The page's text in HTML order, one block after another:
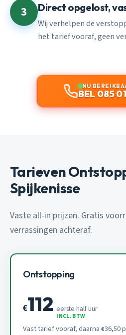
3 Direct opgelost,
Wij verhelpen de
het tarief vooraf, geen
NU
BEL 085
Tarieven
Spijkenisse
Vaste all-in prijzen. Gratis
verrassingen achteraf.
Ontstopping
€112 eerste half uur
INCL. BTW
Vast tarief vooraf, daarna €36,50